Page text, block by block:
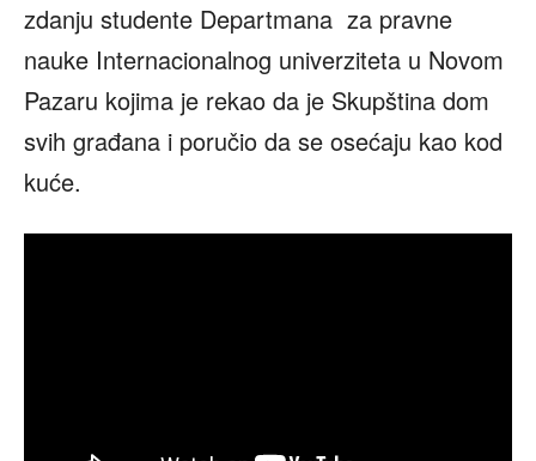
zdanju studente Departmana za pravne
nauke Internacionalnog univerziteta u Novom
Pazaru kojima je rekao da je Skupština dom
svih građana i poručio da se osećaju kao kod
kuće.